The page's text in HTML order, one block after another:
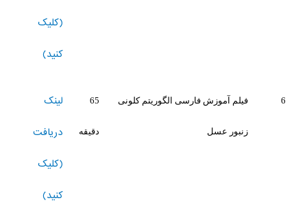
(کلیک
کنید)
6 فیلم آموزش فارسی الگوریتم کلونی
زنبور عسل
65
دقیقه
لینک
دریافت
(کلیک
کنید)